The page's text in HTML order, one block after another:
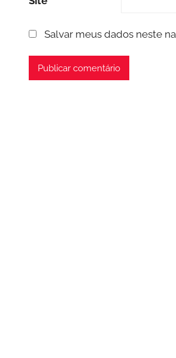
Salvar meus dados neste